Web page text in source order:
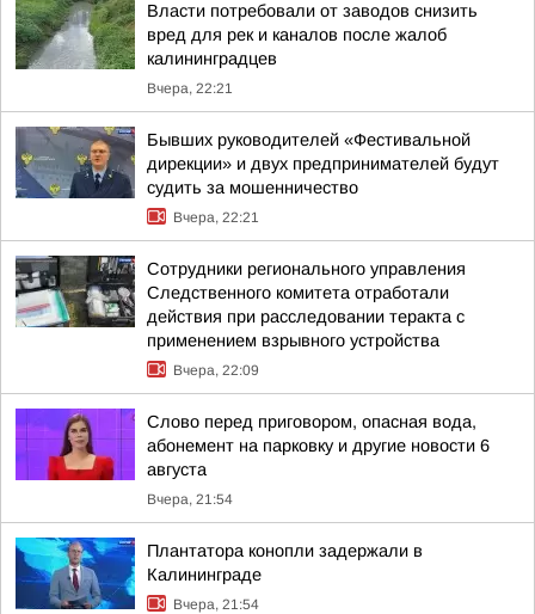
Власти потребовали от заводов снизить
вред для рек и каналов после жалоб
калининградцев
Вчера, 22:21
Бывших руководителей «Фестивальной
дирекции» и двух предпринимателей будут
судить за мошенничество
Вчера, 22:21
Сотрудники регионального управления
Следственного комитета отработали
действия при расследовании теракта с
применением взрывного устройства
Вчера, 22:09
Слово перед приговором, опасная вода,
абонемент на парковку и другие новости 6
августа
Вчера, 21:54
Плантатора конопли задержали в
Калининграде
Вчера, 21:54